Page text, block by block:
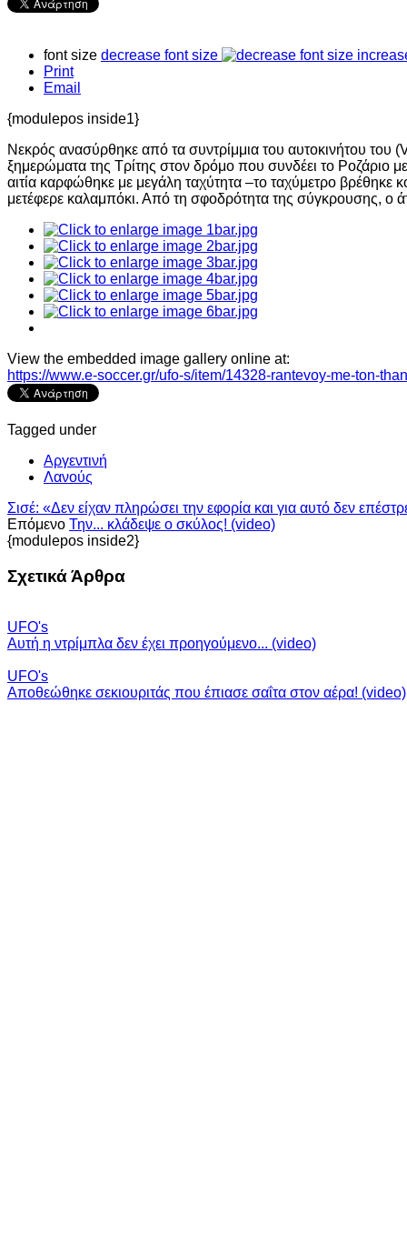
font size decrease font size
Print
Email
{modulepos inside1}
Νεκρός ανασύρθηκε από τα συντρίμμια του αυτοκινήτου
ξημερώματα της Τρίτης στον δρόμο που συνδέει το Ροζάριο
αιτία καρφώθηκε με μεγάλη ταχύτητα –το ταχύμετρο
μετέφερε καλαμπόκι. Από τη σφοδρότητα της σύγκρουσης, ο
View the embedded image gallery online at:
https://www.e-soccer.gr/ufo-s/item/14328-rantevoy-me-ton-
Tagged under
Αργεντινή
Λανούς
Σισέ: «Δεν είχαν πληρώσει την εφορία και για αυτό δεν
Επόμενο Την... κλάδεψε ο σκύλος! (video)
{modulepos inside2}
Σχετικά Άρθρα
UFO's
Αυτή η ντρίμπλα δεν έχει προηγούμενο... (video)
UFO's
Αποθεώθηκε σεκιουριτάς που έπιασε σαΐτα στον αέρα! (video)